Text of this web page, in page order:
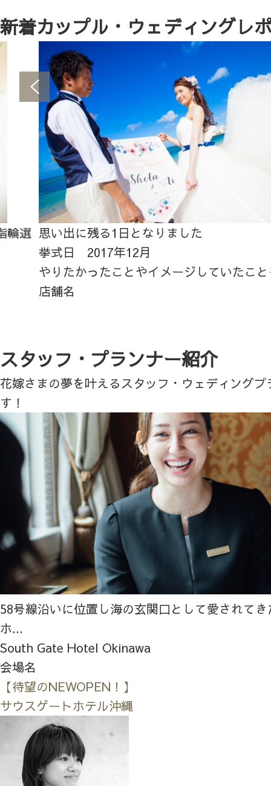
新着カップル・ウェディングレ
輪選 思い出に残る1日となりました
挙式日 2017年12月
やりたかったことやイメージしていたこ
店舗名
スタッフ・プランナー紹介
花嫁さまの夢を叶えるスタッフ・ウェディング
す！
58号線沿いに位置し海の玄関口として愛されて
ホ...
South Gate Hotel Okinawa
会場名
【待望のNEWOPEN！】
サウスゲートホテル沖縄